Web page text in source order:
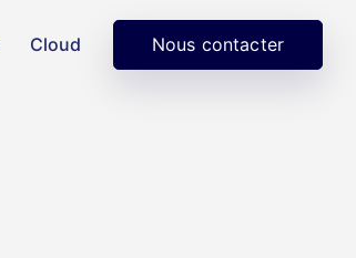
Cloud Nous contacter